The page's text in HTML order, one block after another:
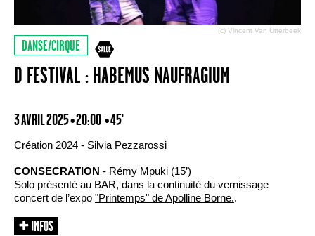
(c) Vincent Van Utterbeek
DANSE/CIRQUE
D FESTIVAL : HABEMUS NAUFRAGIUM
3 AVRIL 2025 • 20:00 • 45'
Création 2024 - Sil­via Pezzarossi
CONSECRATION - Rémy Mpuki (15’)
Solo présenté au BAR, dans la continuité du vernissage
concert de l’expo "Printemps" de Apolline Borne..